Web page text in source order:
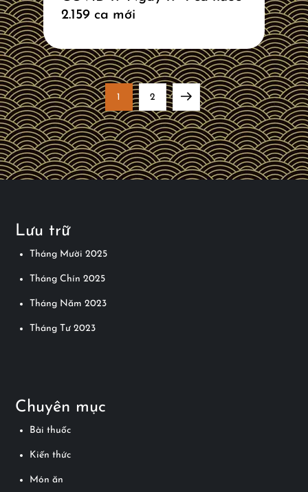
2.159 ca mới
Đ
i
ề
u
h
ư
ớ
n
à
i
v
Page
1 Page
2 Next
page
Lưu trữ
Tháng Mười 2025
Tháng Chín 2025
Tháng Năm 2023
Tháng Tư 2023
Chuyên mục
Bài thuốc
Kiến thức
Món ăn